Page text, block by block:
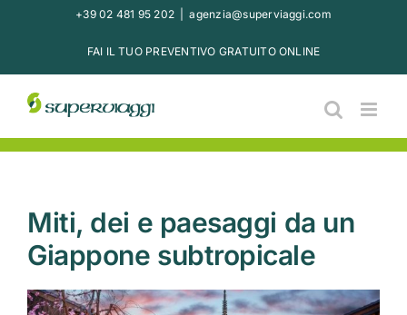
+39 02 481 95 202 agenzia@superviaggi.com
FAI IL TUO PREVENTIVO GRATUITO ONLINE
Miti, dei e paesaggi da un
Giappone subtropicale
Ingrandisci